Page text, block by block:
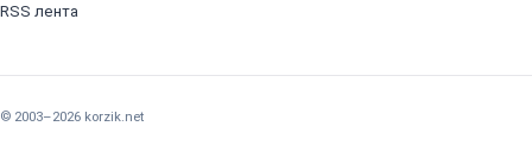
RSS лента
© 2003–2026 korzik.net